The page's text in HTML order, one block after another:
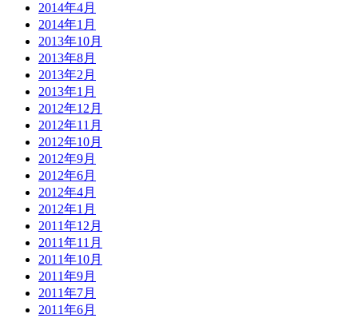
2014年4月
2014年1月
2013年10月
2013年8月
2013年2月
2013年1月
2012年12月
2012年11月
2012年10月
2012年9月
2012年6月
2012年4月
2012年1月
2011年12月
2011年11月
2011年10月
2011年9月
2011年7月
2011年6月